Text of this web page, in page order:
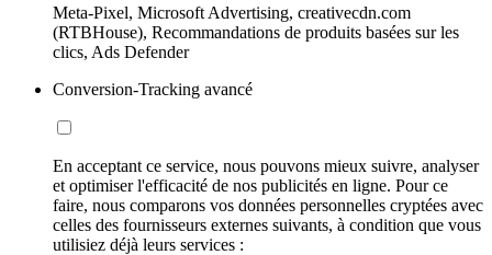
Meta-Pixel, Microsoft Advertising, creativecdn.com
(RTBHouse), Recommandations de produits basées sur les
clics, Ads Defender
Conversion-Tracking avancé
En acceptant ce service, nous pouvons mieux suivre, analyser
et optimiser l'efficacité de nos publicités en ligne. Pour ce
faire, nous comparons vos données personnelles cryptées avec
celles des fournisseurs externes suivants, à condition que vous
utilisiez déjà leurs services :